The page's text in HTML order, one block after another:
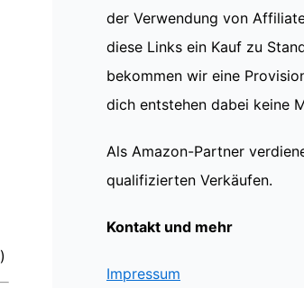
)
der Verwendung von
diese Links ein Kauf zu
bekommen wir eine
dich entstehen dabei keine
Als Amazon-Partner
qualifizierten Verkäufen.
Kontakt und mehr
Impressum